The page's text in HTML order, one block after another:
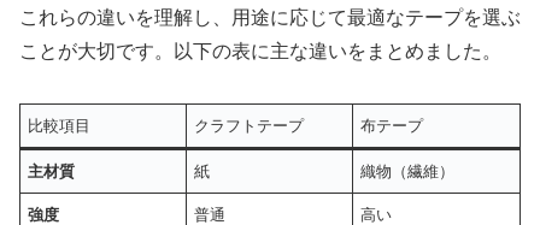
これらの違いを理解し、用途に応じて最適なテープを選ぶ
ことが大切です。以下の表に主な違いをまとめました。
比較項目 クラフトテープ 布テープ
主材質 紙 織物（繊維）
強度 普通 高い